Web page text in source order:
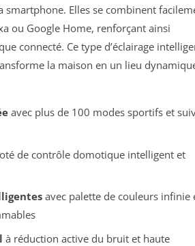
smartphone. Elles se combinent
ou Google Home, renforçant ainsi
connecté. Ce type d’éclairage
la maison en un lieu
avec plus de 100 modes sportifs et
de contrôle domotique intelligent et
avec palette de couleurs infinie
à réduction active du bruit et haute